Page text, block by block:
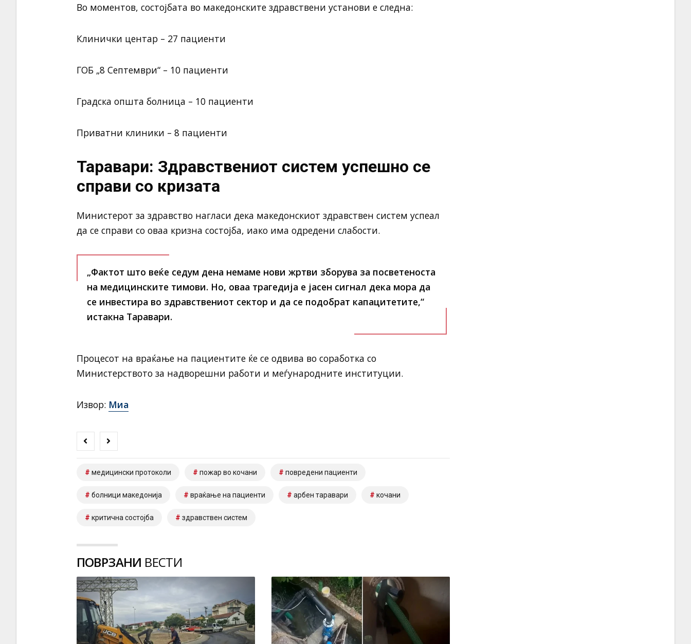
Во моментов, состојбата во македонските здравствени установи е следна:
Клинички центар – 27 пациенти
ГОБ „8 Септември“ – 10 пациенти
Градска општа болница – 10 пациенти
Приватни клиники – 8 пациенти
Таравари: Здравствениот систем успешно се
справи со кризата
Министерот за здравство нагласи дека македонскиот здравствен систем успеал
да се справи со оваа кризна состојба, иако има одредени слабости.
„Фактот што веќе седум дена немаме нови жртви зборува за посветеноста
на медицинските тимови. Но, оваа трагедија е јасен сигнал дека мора да
се инвестира во здравствениот сектор и да се подобрат капацитетите,“
истакна Таравари.
Процесот на враќање на пациентите ќе се одвива во соработка со
Министерството за надворешни работи и меѓународните институции.
Извор: Миа
медицински протоколи пожар во кочани повредени пациенти
болници македонија враќање на пациенти арбен таравари кочани
критична состојба здравствен систем
ПОВРЗАНИ ВЕСТИ